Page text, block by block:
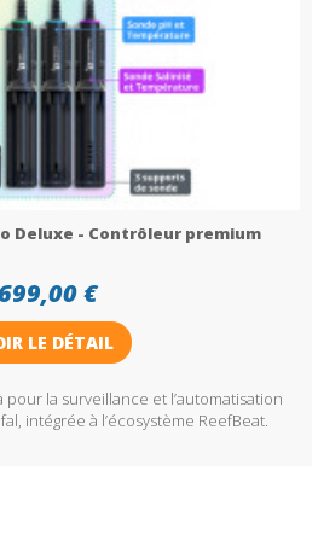
Deluxe - Contrôleur premium
€
LE DÉTAIL
la surveillance et l’automatisation
intégrée à l’écosystème ReefBeat.